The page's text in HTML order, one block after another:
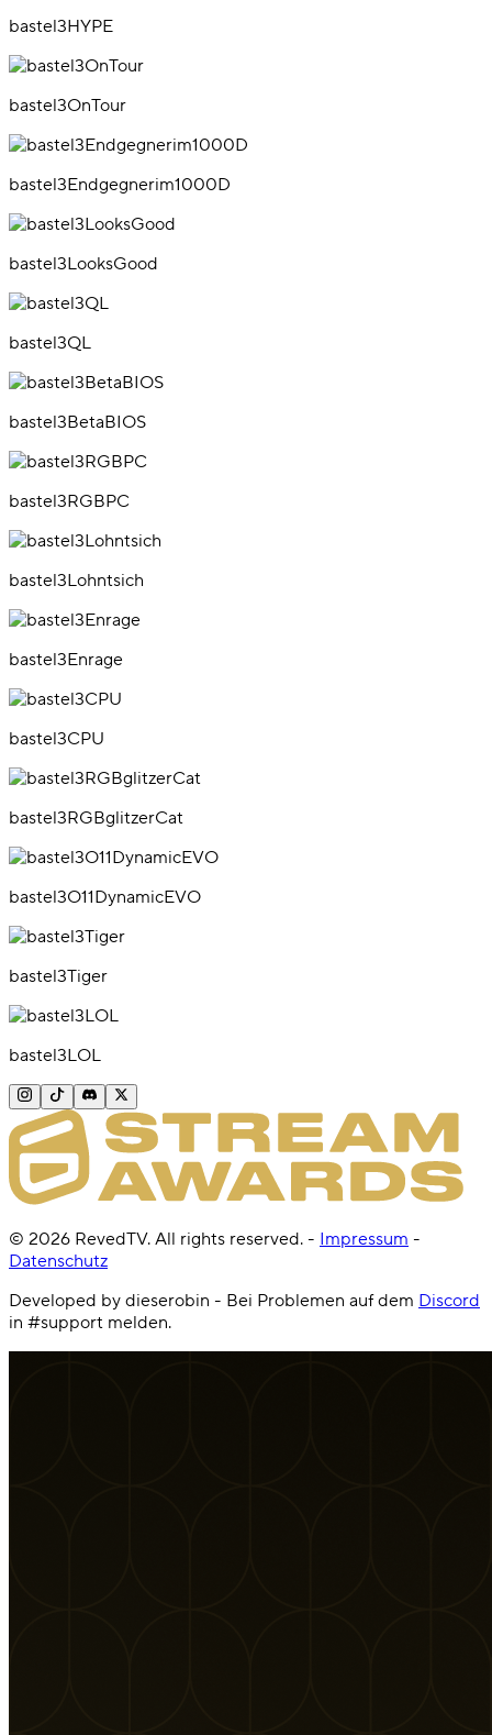
bastel3HYPE
bastel3OnTour
bastel3Endgegnerim1000D
bastel3LooksGood
bastel3QL
bastel3BetaBIOS
bastel3RGBPC
bastel3Lohntsich
bastel3Enrage
bastel3CPU
bastel3RGBglitzerCat
bastel3O11DynamicEVO
bastel3Tiger
bastel3LOL
© 2026 RevedTV. All rights reserved. - Impressum -
Datenschutz
Developed by dieserobin - Bei Problemen auf dem Discord
in #support melden.